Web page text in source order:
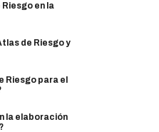
en la
de Riesgo y
Riesgo para el
la elaboración